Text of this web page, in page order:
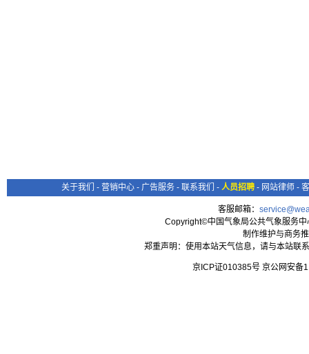
关于我们 - 营销中心 - 广告服务 - 联系我们 - 人员招聘 - 网站律师 -
客服邮箱：
Copyright©中国气象局公共气象服务
制作维护与商务
郑重声明：使用本站天气信息，请与本站联
京ICP证010385号 京公网安备